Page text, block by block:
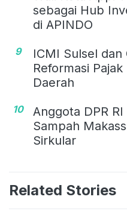
sebagai Hub
di APINDO
9
ICMI Sulsel dan
Reformasi
Daerah
10
Anggota DPR
Sampah
Sirkular
Related Stories